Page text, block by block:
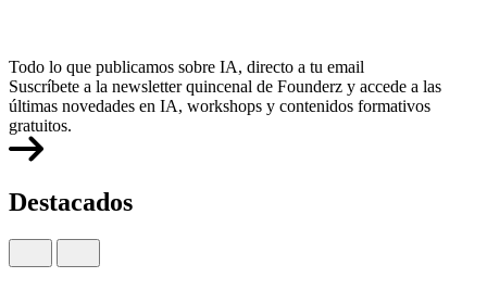
Todo lo que publicamos sobre IA, directo a tu email
Suscríbete a la newsletter quincenal de Founderz y accede a las
últimas novedades en IA, workshops y contenidos formativos
gratuitos.
Destacados